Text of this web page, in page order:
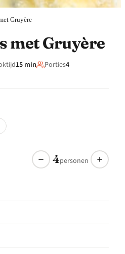
Gruyère
met Gruyère
15 min Porties4
4personen